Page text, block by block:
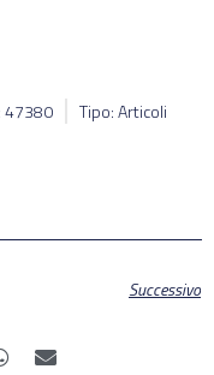
47380 Tipo: Articoli
Successivo